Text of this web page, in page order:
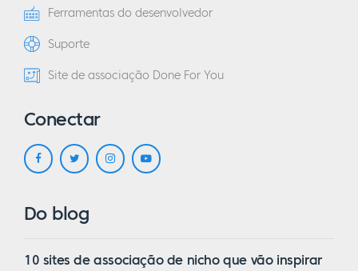
Ferramentas do desenvolvedor
Suporte
Site de associação Done For You
Conectar
Do blog
10 sites de associação de nicho que vão inspirar